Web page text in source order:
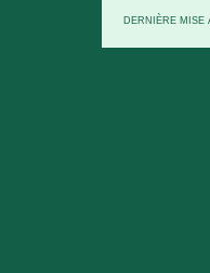
DERNIÈRE MISE